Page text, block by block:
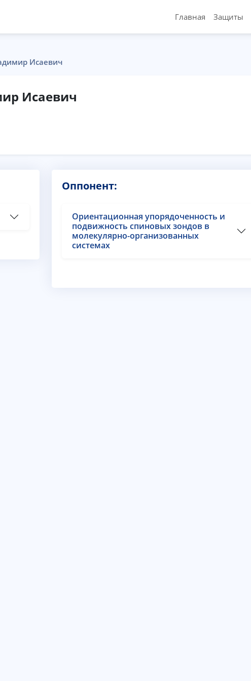
Главная Защиты
Исаевич
Исаевич
Оппонент:
Ориентационная упорядоченность и
подвижность спиновых зондов в
молекулярно-организованных
системах